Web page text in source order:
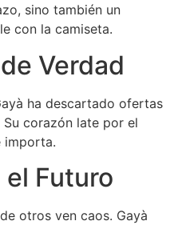
sino también un
con la camiseta.
Verdad
ha descartado ofertas
Su corazón late por el
importa.
Futuro
otros ven caos. Gayà